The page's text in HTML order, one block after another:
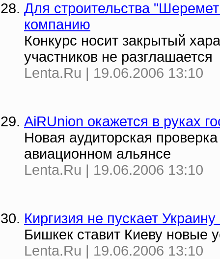
Для строительства
компанию
Конкурс носит закрытый
участников не разглашается
Lenta.Ru | 19.06.2006 13:10
AiRUnion окажется в руках
Новая аудиторская
авиационном альянсе
Lenta.Ru | 19.06.2006 13:10
Киргизия не пускает
Бишкек ставит Киеву новые
Lenta.Ru | 19.06.2006 13:10